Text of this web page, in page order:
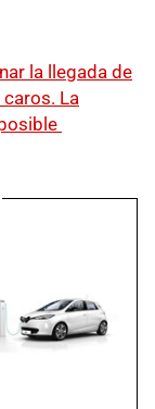
la llegada de
La